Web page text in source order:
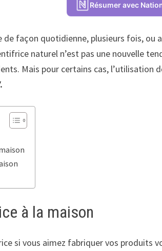
Résumer avec
façon quotidienne, plusieurs fois, ou
naturel n’est pas une nouvelle
Mais pour certains cas,
à la maison
si vous aimez fabriquer vos produits